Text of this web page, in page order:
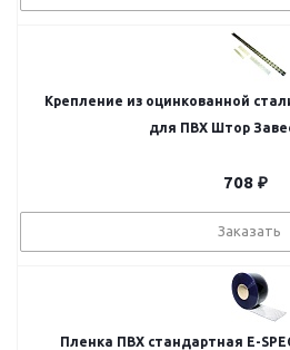
Крепление из оцинкованной
для ПВХ Штор
708₽
Заказать
Пленка ПВХ стандартная E-